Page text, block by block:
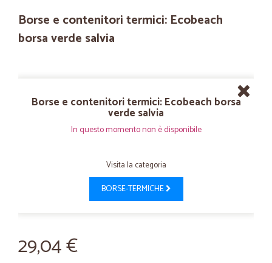
Borse e contenitori termici: Ecobeach
borsa verde salvia
Borse e contenitori termici: Ecobeach borsa
verde salvia
In questo momento non è disponibile
Visita la categoria
BORSE-TERMICHE
29,04 €